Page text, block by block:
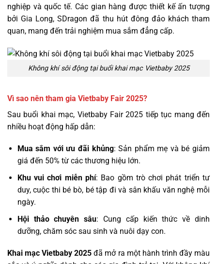
nghiệp và quốc tế. Các gian hàng được thiết kế ấn tượng
bởi Gia Long, SDragon đã thu hút đông đảo khách tham
quan, mang đến trải nghiệm mua sắm đẳng cấp.
Không khí sôi động tại buổi khai mạc Vietbaby 2025
Vì sao nên tham gia Vietbaby Fair 2025?
Sau buổi khai mạc, Vietbaby Fair 2025 tiếp tục mang đến
nhiều hoạt động hấp dẫn:
Mua sắm với ưu đãi khủng: Sản phẩm mẹ và bé giảm
giá đến 50% từ các thương hiệu lớn.
Khu vui chơi miễn phí: Bao gồm trò chơi phát triển tư
duy, cuộc thi bé bò, bé tập đi và sân khấu văn nghệ mỗi
ngày.
Hội thảo chuyên sâu: Cung cấp kiến thức về dinh
dưỡng, chăm sóc sau sinh và nuôi dạy con.
Khai mạc Vietbaby 2025 đã mở ra một hành trình đầy màu